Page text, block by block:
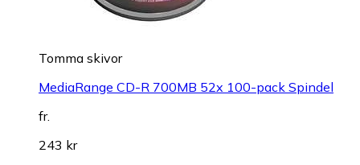
Tomma skivor
MediaRange CD-R 700MB 52x 100-pack Spindel
fr.
243 kr